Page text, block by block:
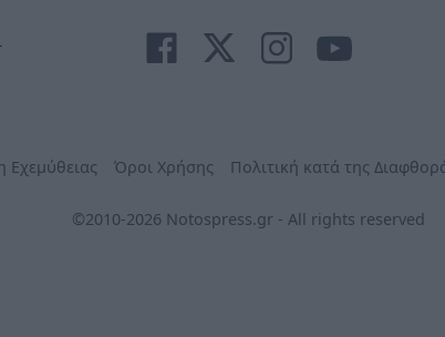
Εχεμύθειας Όροι Χρήσης Πολιτική κατά της
©2010-2026 Notospress.gr - All rights reserved